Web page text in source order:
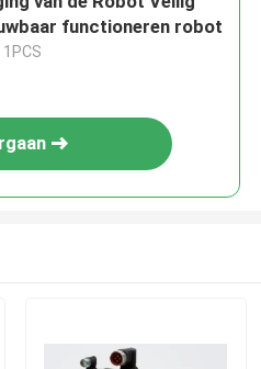
functioneren robot